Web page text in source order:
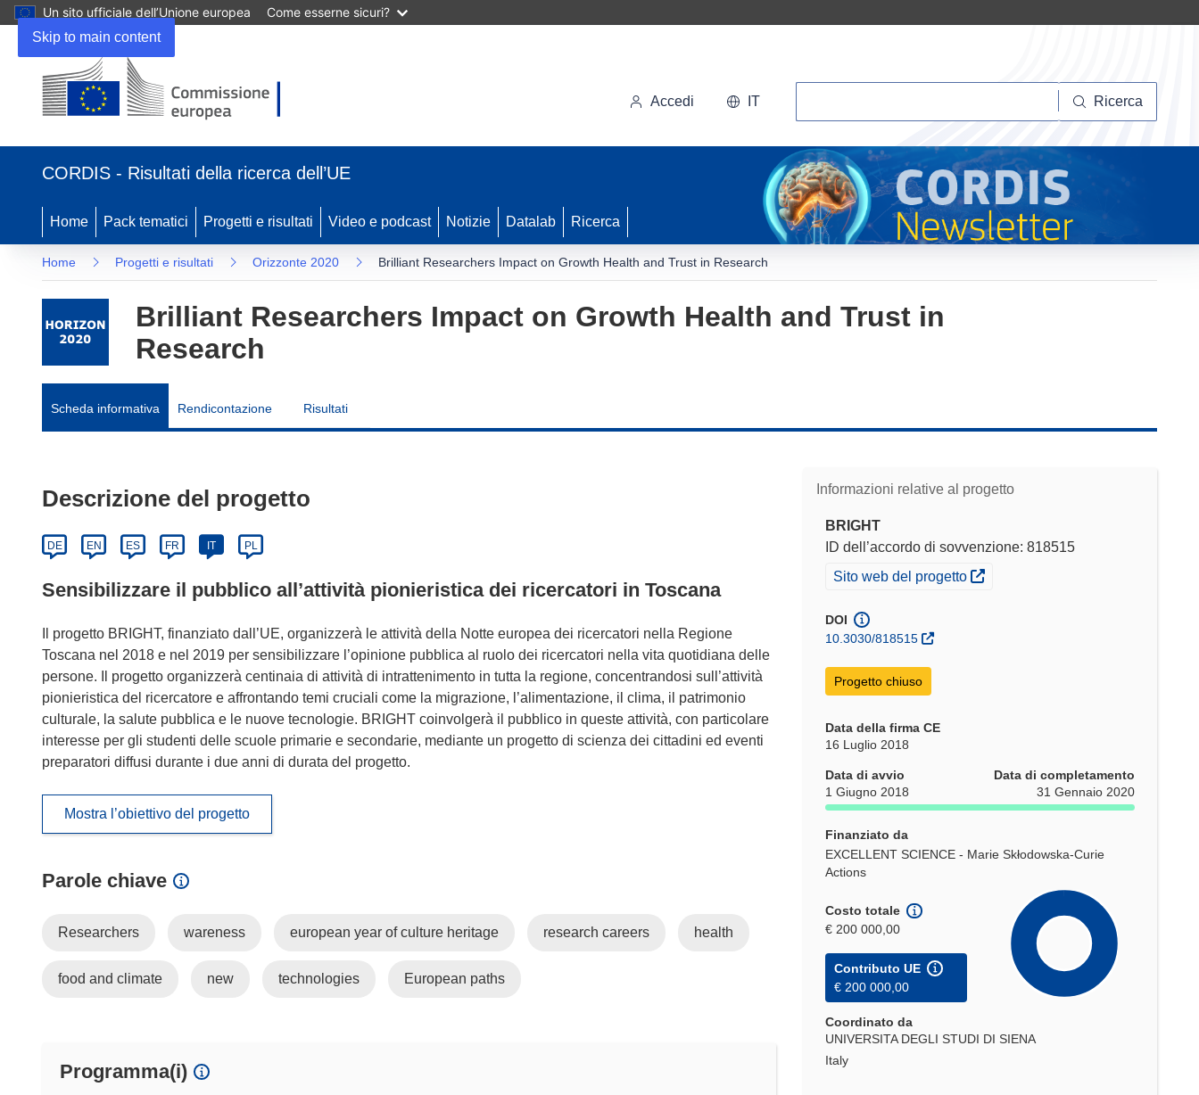
Skip to main content
Un sito ufficiale dell’Unione europea Come esserne sicuri?
Accedi IT Ricerca
CORDIS - Risultati della ricerca dell’UE
Home Pack tematici Progetti e risultati Video e podcast Notizie Datalab Ricerca
Home Progetti e risultati Orizzonte 2020 Brilliant Researchers Impact on Growth Health and Trust in Research
Brilliant Researchers Impact on Growth Health and Trust in
Research
Scheda informativa Rendicontazione Risultati
Informazioni relative al progetto
BRIGHT
ID dell’accordo di sovvenzione: 818515
(si apre in una nuova finestra)
Sito web del progetto
DOI
10.3030/818515
Progetto chiuso
Data della firma CE
16 Luglio 2018
Data di avvio
1 Giugno 2018
Data di completamento
31 Gennaio 2020
Finanziato da
EXCELLENT SCIENCE - Marie Skłodowska-Curie
Actions
Costo totale
€ 200 000,00
Contributo UE
€ 200 000,00
Coordinato da
UNIVERSITA DEGLI STUDI DI SIENA
Italy
Descrizione del progetto
DE EN ES FR IT PL
Sensibilizzare il pubblico all’attività pionieristica dei ricercatori in Toscana
Il progetto BRIGHT, finanziato dall’UE, organizzerà le attività della Notte europea dei ricercatori nella Regione
Toscana nel 2018 e nel 2019 per sensibilizzare l’opinione pubblica al ruolo dei ricercatori nella vita quotidiana delle
persone. Il progetto organizzerà centinaia di attività di intrattenimento in tutta la regione, concentrandosi sull’attività
pionieristica del ricercatore e affrontando temi cruciali come la migrazione, l’alimentazione, il clima, il patrimonio
culturale, la salute pubblica e le nuove tecnologie. BRIGHT coinvolgerà il pubblico in queste attività, con particolare
interesse per gli studenti delle scuole primarie e secondarie, mediante un progetto di scienza dei cittadini ed eventi
preparatori diffusi durante i due anni di durata del progetto.
Mostra l’obiettivo del progetto
Parole chiave
Researchers wareness european year of culture heritage research careers health
food and climate new technologies European paths
Programma(i)